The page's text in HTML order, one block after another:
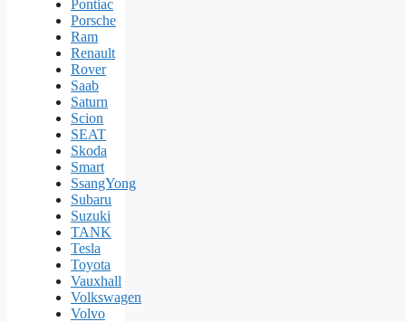
Pontiac
Porsche
Ram
Renault
Rover
Saab
Saturn
Scion
SEAT
Skoda
Smart
SsangYong
Subaru
Suzuki
TANK
Tesla
Toyota
Vauxhall
Volkswagen
Volvo